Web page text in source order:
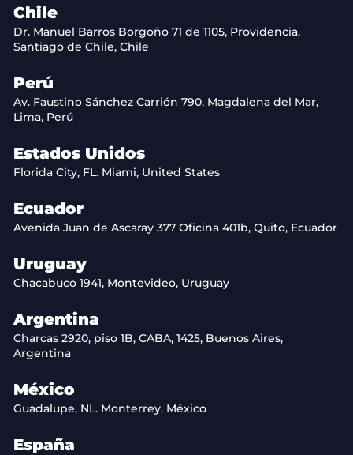
Chile
Dr. Manuel Barros Borgoño 71 de 1105, Providencia,
Santiago de Chile, Chile
Perú
Av. Faustino Sánchez Carrión 790, Magdalena del Mar,
Lima, Perú
Estados Unidos
Florida City, FL. Miami, United States
Ecuador
Avenida Juan de Ascaray 377 Oficina 401b, Quito, Ecuador
Uruguay
Chacabuco 1941, Montevideo, Uruguay
Argentina
Charcas 2920, piso 1B, CABA, 1425, Buenos Aires,
Argentina
México
Guadalupe, NL. Monterrey, México
España